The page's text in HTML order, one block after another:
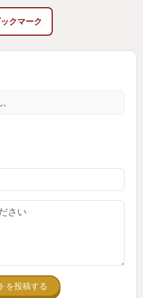
クマーク
を投稿する